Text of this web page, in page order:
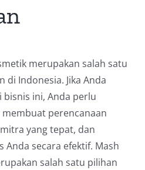
merupakan salah satu
di Indonesia. Jika Anda
ini, Anda perlu
perencanaan
yang tepat, dan
secara efektif. Mash
salah satu pilihan